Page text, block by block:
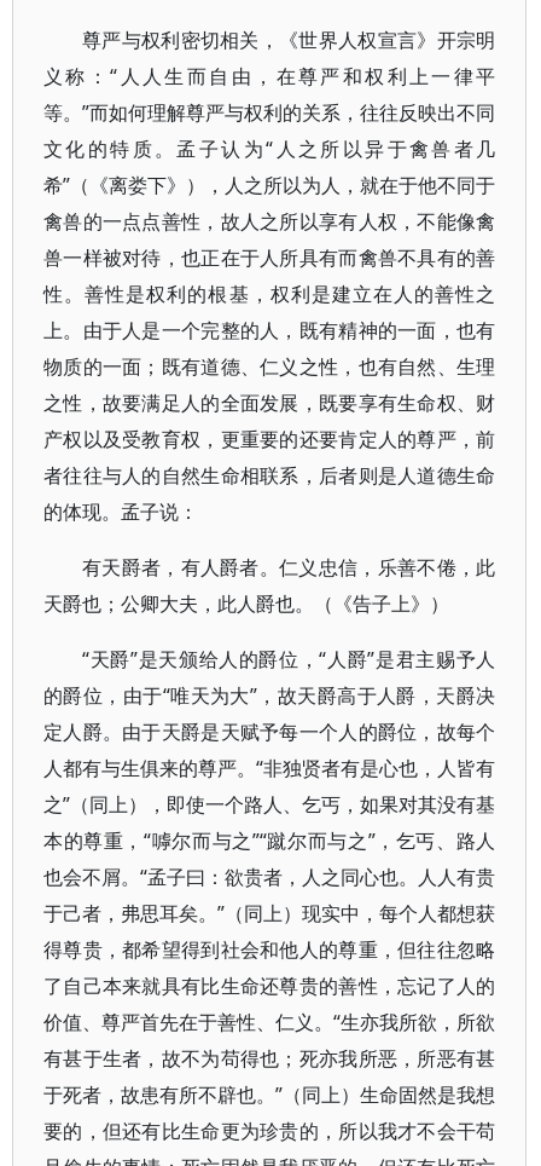
尊严与权利密切相关，《世界人权宣言》开宗明
义称：“人人生而自由，在尊严和权利上一律平
等。”而如何理解尊严与权利的关系，往往反映出不同
文化的特质。孟子认为“人之所以异于禽兽者几
希”（《离娄下》），人之所以为人，就在于他不同于
禽兽的一点点善性，故人之所以享有人权，不能像禽
兽一样被对待，也正在于人所具有而禽兽不具有的善
性。善性是权利的根基，权利是建立在人的善性之
上。由于人是一个完整的人，既有精神的一面，也有
物质的一面；既有道德、仁义之性，也有自然、生理
之性，故要满足人的全面发展，既要享有生命权、财
产权以及受教育权，更重要的还要肯定人的尊严，前
者往往与人的自然生命相联系，后者则是人道德生命
的体现。孟子说：
有天爵者，有人爵者。仁义忠信，乐善不倦，此
天爵也；公卿大夫，此人爵也。（《告子上》）
“天爵”是天颁给人的爵位，“人爵”是君主赐予人
的爵位，由于“唯天为大”，故天爵高于人爵，天爵决
定人爵。由于天爵是天赋予每一个人的爵位，故每个
人都有与生俱来的尊严。“非独贤者有是心也，人皆有
之”（同上），即使一个路人、乞丐，如果对其没有基
本的尊重，“嘑尔而与之”“蹴尔而与之”，乞丐、路人
也会不屑。“孟子曰：欲贵者，人之同心也。人人有贵
于己者，弗思耳矣。”（同上）现实中，每个人都想获
得尊贵，都希望得到社会和他人的尊重，但往往忽略
了自己本来就具有比生命还尊贵的善性，忘记了人的
价值、尊严首先在于善性、仁义。“生亦我所欲，所欲
有甚于生者，故不为苟得也；死亦我所恶，所恶有甚
于死者，故患有所不辟也。”（同上）生命固然是我想
要的，但还有比生命更为珍贵的，所以我才不会干苟